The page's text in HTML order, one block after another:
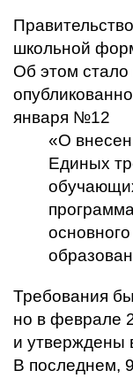
школьной
Об этом стало
января №12
«О
Единых
Требования
но в феврале
и утверждены
В последнем,